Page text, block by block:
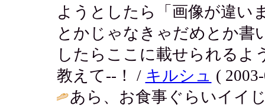
ようとしたら「画像が違い
とかじゃなきゃだめとか書
したらここに載せられるよ
教えて--！ / キルシュ (
あら、お食事ぐらいイイ